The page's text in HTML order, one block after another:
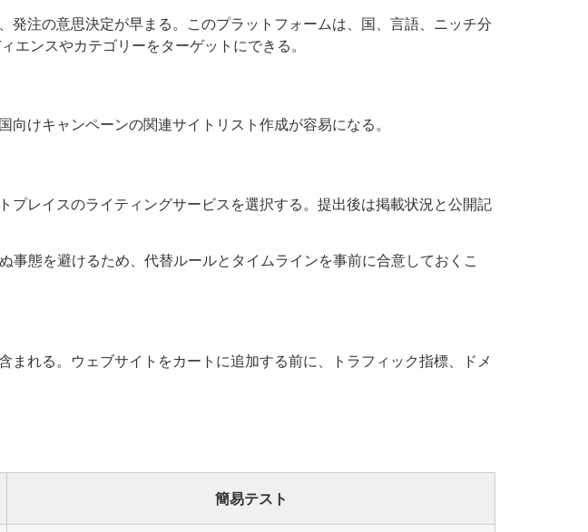
注の意思決定が早まる。このプラットフォームは、国、言語、ニッチ分
ンスやカテゴリーをターゲットにできる。
けキャンペーンの関連サイトリスト作成が容易になる。
レイスのライティングサービスを選択する。提出後は掲載状況と公開記
態を避けるため、代替ルールとタイムラインを事前に合意しておくこ
れる。ウェブサイトをカートに追加する前に、トラフィック指標、ドメ
簡易テスト